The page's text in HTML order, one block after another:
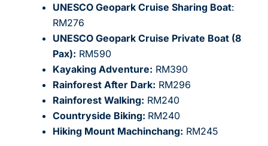
UNESCO Geopark Cruise Sharing Boat:
RM276
UNESCO Geopark Cruise Private Boat (8
Pax): RM590
Kayaking Adventure: RM390
Rainforest After Dark: RM296
Rainforest Walking: RM240
Countryside Biking: RM240
Hiking Mount Machinchang: RM245